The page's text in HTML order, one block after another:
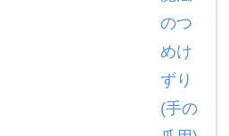
のつ
めけ
ずり
(手の